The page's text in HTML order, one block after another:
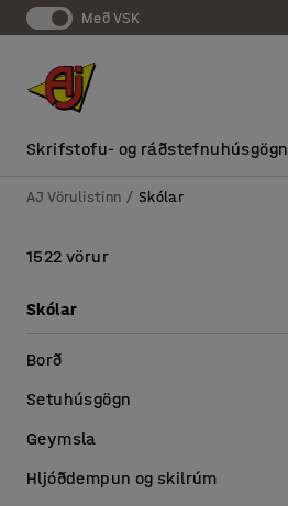
Með VSK
Skrifstofu- og ráðstefnuhúsgögn
AJ Vörulistinn Skólar
1522 vörur
Skólar
Borð
Setuhúsgögn
Geymsla
Hljóðdempun og skilrúm